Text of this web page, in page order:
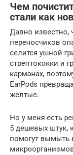
Чем
стали как
Давно известно,
переносчиков
селится ушной
стрептококки и
карманах,
EarPods
желтые.
Но у меня есть
5 дешевых штук,
помогут вымыть